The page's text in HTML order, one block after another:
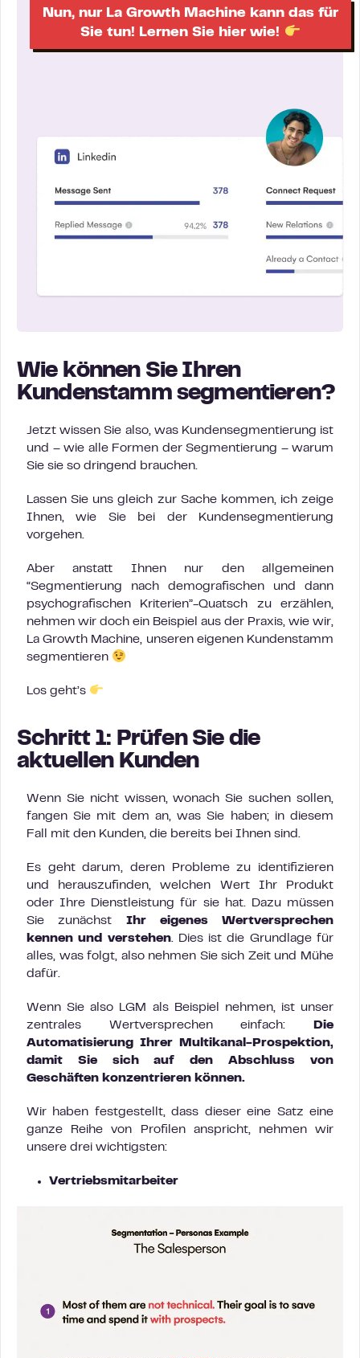
Nun, nur La Growth Machine kann das für
Sie tun! Lernen Sie hier wie!
Wie können Sie Ihren
Kundenstamm segmentieren?
Jetzt wissen Sie also, was Kundensegmentierung ist
und – wie alle Formen der Segmentierung – warum
Sie sie so dringend brauchen.
Lassen Sie uns gleich zur Sache kommen, ich zeige
Ihnen, wie Sie bei der Kundensegmentierung
vorgehen.
Aber anstatt Ihnen nur den allgemeinen
“Segmentierung nach demografischen und dann
psychografischen Kriterien”-Quatsch zu erzählen,
nehmen wir doch ein Beispiel aus der Praxis, wie wir,
La Growth Machine, unseren eigenen Kundenstamm
segmentieren
Los geht’s
Schritt 1: Prüfen Sie die
aktuellen Kunden
Wenn Sie nicht wissen, wonach Sie suchen sollen,
fangen Sie mit dem an, was Sie haben; in diesem
Fall mit den Kunden, die bereits bei Ihnen sind.
Es geht darum, deren Probleme zu identifizieren
und herauszufinden, welchen Wert Ihr Produkt
oder Ihre Dienstleistung für sie hat. Dazu müssen
Sie zunächst Ihr eigenes Wertversprechen
kennen und verstehen. Dies ist die Grundlage für
alles, was folgt, also nehmen Sie sich Zeit und Mühe
dafür.
Wenn Sie also LGM als Beispiel nehmen, ist unser
zentrales Wertversprechen einfach:
Die
Automatisierung Ihrer Multikanal-Prospektion,
damit Sie sich auf den Abschluss von
Geschäften konzentrieren können.
Wir haben festgestellt, dass dieser eine Satz eine
ganze Reihe von Profilen anspricht, nehmen wir
unsere drei wichtigsten:
Vertriebsmitarbeiter